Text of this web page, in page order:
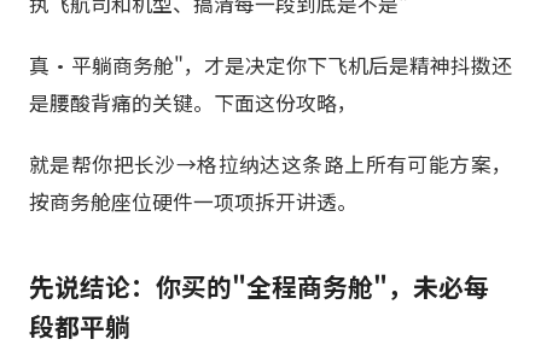
真·平躺商务舱"，才是决定你下飞机后是精神抖擞还
是腰酸背痛的关键。下面这份攻略，
就是帮你把长沙→格拉纳达这条路上所有可能方案，
按商务舱座位硬件一项项拆开讲透。
先说结论：你买的"全程商务舱"，未必每
段都平躺